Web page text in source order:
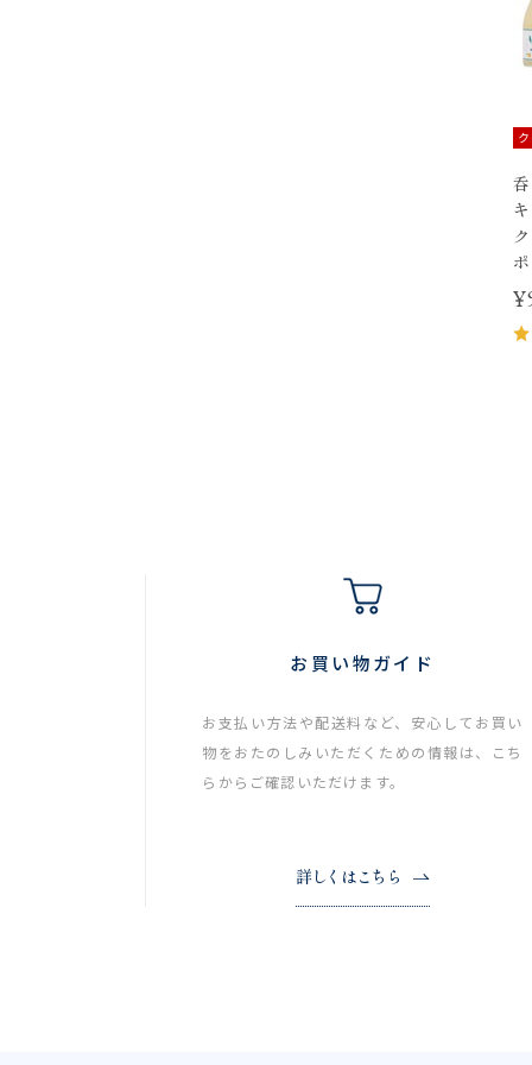
お買い物ガイド
お支払い方法や配送料など、安心してお買い
物をおたのしみいただくための情報は、こち
らからご確認いただけます。
詳しくはこちら